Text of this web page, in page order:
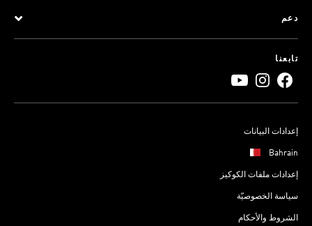
دعم
تابعنا
إعدادات البيانات
Bahrain
إعدادات ملفات الكوكيز
سياسة الخصوصيّة
الشروط والأحكام